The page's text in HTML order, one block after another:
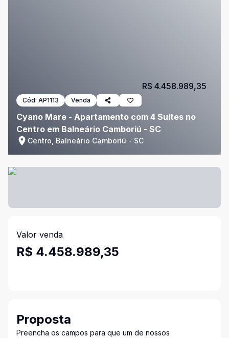
Cód: AP1113 Venda
Cyano Mare - Apartamento com 4 Suítes no
Centro em Balneário Camboriú - SC
Centro, Balneário Camboriú - SC
R$ 4.458.989,35
Valor venda
R$ 4.458.989,35
Proposta
Preencha os campos para que um de nossos